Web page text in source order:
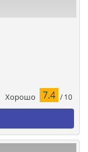
Хорошо 7.4 / 10